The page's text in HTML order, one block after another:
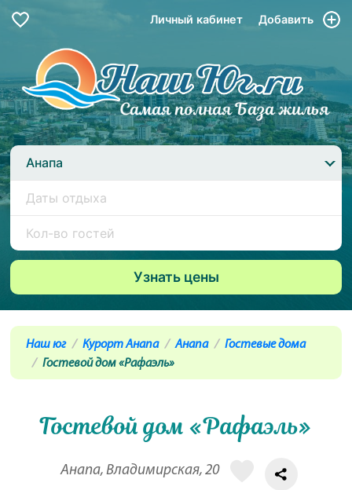
Личный кабинет Добавить
Анапа
Наш юг Курорт Анапа Анапа
Гостевые дома
Гостевой дом «Рафаэль»
Гостевой дом «Рафаэль»
Анапа, Владимирская, 20